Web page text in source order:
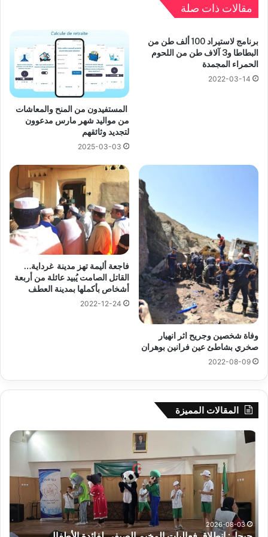
مقالات ذات صلة
برنامج لاستيراد 100 ألف طن من
البطاطا و3 آلاف طن من اللحوم
الحمراء المجمدة
2022-03-14
المستفيدون من المنح والمعاشات
من مواليد شهر مارس مدعوون
لتجديد وثائقهم
2025-03-03
وفاة شخصين وجريح اثر انهيار
صخري بشاطئ عين فرانين بوهران
2022-08-09
فاجعة أليمة تهز مدينة غرداية…
القاتل الصامت يُبيد عائلة من أربعة
أشخاص بأكملها بمدينة العطف
2022-12-24
المقالات المميزة
جيجل:
المخيم
لفائدة
الأطفال
المصابين
2026-08-03